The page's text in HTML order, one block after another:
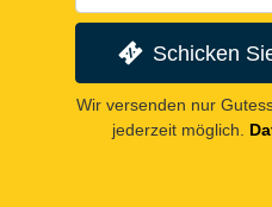
Schicken
Wir versenden nur
jederzeit möglich.